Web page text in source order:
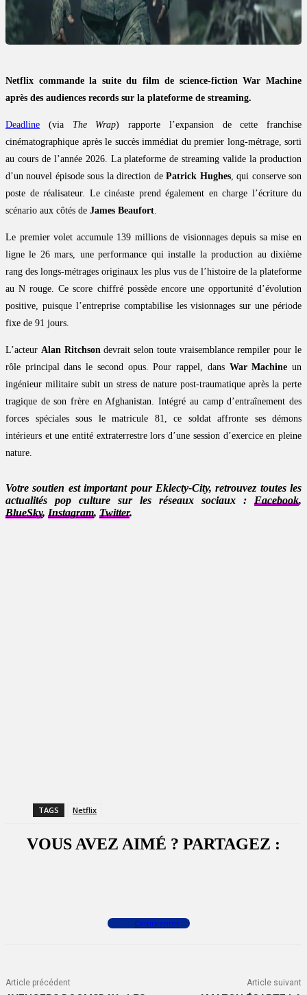
Netflix commande la suite du film de science-fiction War Machine
après des audiences records sur la plateforme de streaming.
Deadline (via The Wrap) rapporte l’expansion de cette franchise
cinématographique après le succès immédiat du premier long-métrage, sorti
au cours de l’année 2026. La plateforme de streaming valide la production
d’un nouvel épisode sous la direction dePatrick Hughes, qui conserve son
poste de réalisateur. Le cinéaste prend également en charge l’écriture du
scénario aux côtés de James Beaufort.
Le premier volet accumule 139 millions de visionnages depuis sa mise en
ligne le 26 mars, une performance qui installe la production au dixième
rang des longs-métrages originaux les plus vus de l’histoire de la plateforme
au N rouge. Ce score chiffré possède encore une opportunité d’évolution
positive, puisque l’entreprise comptabilise les visionnages sur une période
fixe de 91 jours.
L’acteur Alan Ritchsondevrait selon toute vraisemblance rempiler pour le
rôle principal dans le second opus. Pour rappel, dans War Machine un
ingénieur militaire subit un stress de nature post-traumatique après la perte
tragique de son frère en Afghanistan. Intégré au camp d’entraînement des
forces spéciales sous le matricule 81, ce soldat affronte ses démons
intérieurs et une entité extraterrestre lors d’une session d’exercice en pleine
nature.
Votre soutien est important pour Eklecty-City, retrouvez toutes les
actualités pop culture sur les réseaux sociaux : Facebook,
BlueSky, Instagram, Twitter.
TAGS Netflix
VOUS AVEZ AIMÉ ? PARTAGEZ :
Commenter
Article précédent Article suivant